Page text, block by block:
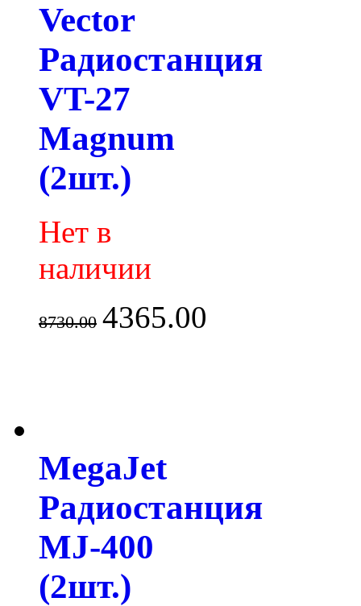
Vector
Радиостанция
VT-27
Magnum
(2шт.)
Нет в
наличии
8730.00 4365.00
MegaJet
Радиостанция
MJ-400
(2шт.)